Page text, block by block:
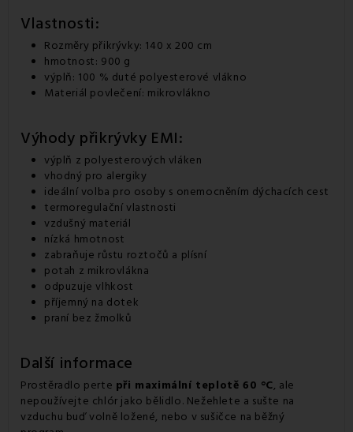
Vlastnosti:
Rozměry přikrývky: 140 x 200 cm
hmotnost: 900 g
výplň: 100 % duté polyesterové vlákno
Materiál povlečení: mikrovlákno
Výhody přikrývky EMI:
výplň z polyesterových vláken
vhodný pro alergiky
ideální volba pro osoby s onemocněním dýchacích cest
termoregulační vlastnosti
vzdušný materiál
nízká hmotnost
zabraňuje růstu roztočů a plísní
potah z mikrovlákna
odpuzuje vlhkost
příjemný na dotek
praní bez žmolků
Další informace
Prostěradlo perte při maximální teplotě 60 °C, ale
nepoužívejte chlór jako bělidlo. Nežehlete a sušte na
vzduchu buď volně ložené, nebo v sušičce na běžný